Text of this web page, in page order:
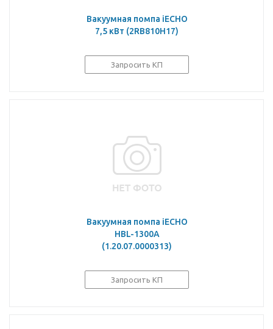
Вакуумная помпа iECHO
7,5 кВт (2RB810H17)
Запросить КП
Вакуумная помпа iECHO
HBL-1300A
(1.20.07.0000313)
Запросить КП